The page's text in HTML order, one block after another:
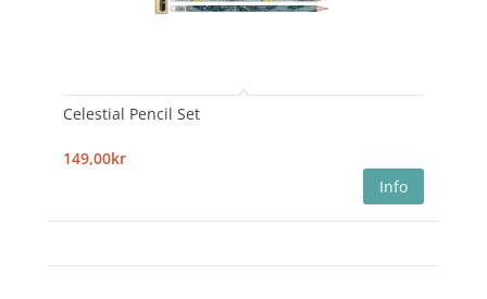
Celestial Pencil Set
149,00kr